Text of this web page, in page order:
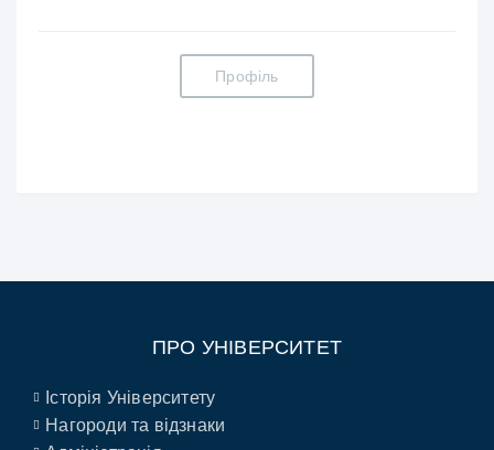
Профіль
ПРО УНІВЕРСИТЕТ
Історія Університету
Нагороди та відзнаки